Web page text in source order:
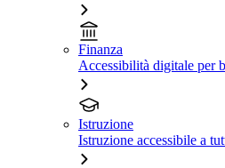
Finanza
Accessibilità digitale per
Istruzione
Istruzione accessibile a